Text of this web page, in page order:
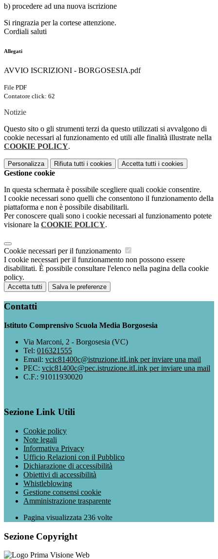
b) procedere ad una nuova iscrizione
Si ringrazia per la cortese attenzione.
Cordiali saluti
Allegati
AVVIO ISCRIZIONI - BORGOSESIA.pdf
File PDF
Contatore click: 62
Notizie
Questo sito o gli strumenti terzi da questo utilizzati si avvalgono di
cookie necessari al funzionamento ed utili alle finalità illustrate nella
COOKIE POLICY.
Personalizza Rifiuta tutti i cookies Accetta tutti i cookies
Gestione cookie
In questa schermata è possibile scegliere quali cookie consentire.
I cookie necessari sono quelli che consentono il funzionamento della
piattaforma e non è possibile disabilitarli.
Per conoscere quali sono i cookie necessari al funzionamento potete
visionare la COOKIE POLICY.
Cookie necessari per il funzionamento
I cookie necessari per il funzionamento non possono essere
disabilitati. È possibile consultare l'elenco nella pagina della cookie
policy.
Accetta tutti Salva le preferenze
Contatti
Istituto Comprensivo Scuola Media Borgosesia
Via Marconi, 2 - Borgosesia (VC)
Tel: 016321555
Email: vcic81400c@istruzione.itLink per inviare una mail
PEC: vcic81400c@pec.istruzione.itLink per inviare una mail
C.F.: 91011930020
Sezione Link Utili
Cookie policy
Note legali
Informativa Privacy
Ufficio Relazioni con il Pubblico
Dichiarazione di accessibilità
Obiettivi di accessibilità
Whistleblowing
Gestione consensi cookie
Amministrazione trasparente
Pagina visualizzata 236 volte
Sezione Copyright